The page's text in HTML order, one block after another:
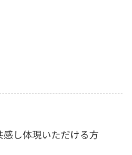
し体現いただける方